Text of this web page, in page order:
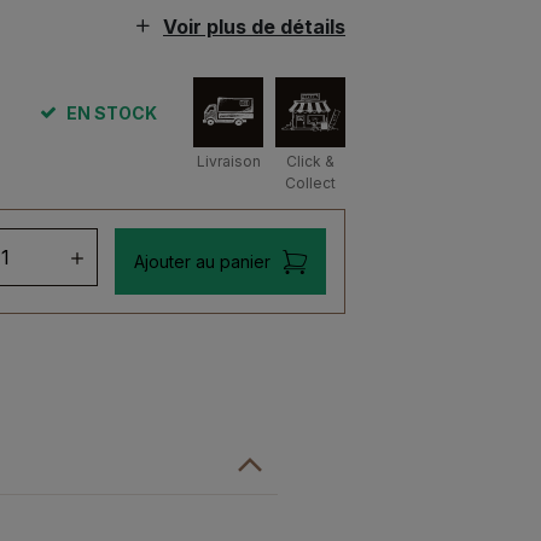
Voir plus de détails
EN STOCK
Livraison
Click &
Collect
Ajouter au panier